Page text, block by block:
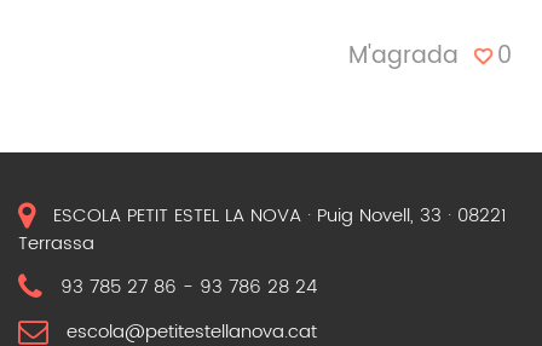
M'agrada 0
ESCOLA PETIT ESTEL LA NOVA · Puig Novell, 33 · 08221
Terrassa
93 785 27 86 - 93 786 28 24
escola@petitestellanova.cat